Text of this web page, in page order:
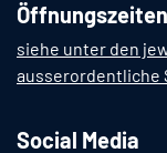
Öffnungszeiten
siehe unter den
ausserordentliche
Social Media